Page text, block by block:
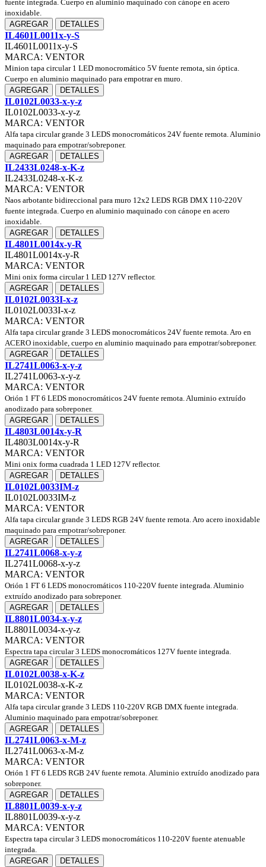
fuente integrada. Cuerpo en aluminio maquinado con cánope en acero
inoxidable.
AGREGAR
DETALLES
IL4601L0011x-y-S
IL4601L0011x-y-S
MARCA: VENTOR
Minion tapa circular 1 LED monocromático 5V fuente remota, sin óptica.
Cuerpo en aluminio maquinado para empotrar en muro.
AGREGAR
DETALLES
IL0102L0033-x-y-z
IL0102L0033-x-y-z
MARCA: VENTOR
Alfa tapa circular grande 3 LEDS monocromáticos 24V fuente remota. Aluminio
maquinado para empotrar/sobreponer.
AGREGAR
DETALLES
IL2433L0248-x-K-z
IL2433L0248-x-K-z
MARCA: VENTOR
Naos arbotante bidireccional para muro 12x2 LEDS RGB DMX 110-220V
fuente integrada. Cuerpo en aluminio maquinado con cánope en acero
inoxidable.
AGREGAR
DETALLES
IL4801L0014x-y-R
IL4801L0014x-y-R
MARCA: VENTOR
Mini onix forma circular 1 LED 127V reflector.
AGREGAR
DETALLES
IL0102L0033I-x-z
IL0102L0033I-x-z
MARCA: VENTOR
Alfa tapa circular grande 3 LEDS monocromáticos 24V fuente remota. Aro en
ACERO inoxidable, cuerpo en aluminio maquinado para empotrar/sobreponer.
AGREGAR
DETALLES
IL2741L0063-x-y-z
IL2741L0063-x-y-z
MARCA: VENTOR
Orión 1 FT 6 LEDS monocromáticos 24V fuente remota. Aluminio extruído
anodizado para sobreponer.
AGREGAR
DETALLES
IL4803L0014x-y-R
IL4803L0014x-y-R
MARCA: VENTOR
Mini onix forma cuadrada 1 LED 127V reflector.
AGREGAR
DETALLES
IL0102L0033IM-z
IL0102L0033IM-z
MARCA: VENTOR
Alfa tapa circular grande 3 LEDS RGB 24V fuente remota. Aro acero inoxidable
maquinado para empotrar/sobreponer.
AGREGAR
DETALLES
IL2741L0068-x-y-z
IL2741L0068-x-y-z
MARCA: VENTOR
Orión 1 FT 6 LEDS monocromáticos 110-220V fuente integrada. Aluminio
extruído anodizado para sobreponer.
AGREGAR
DETALLES
IL8801L0034-x-y-z
IL8801L0034-x-y-z
MARCA: VENTOR
Espectra tapa circular 3 LEDS monocromáticos 127V fuente integrada.
AGREGAR
DETALLES
IL0102L0038-x-K-z
IL0102L0038-x-K-z
MARCA: VENTOR
Alfa tapa circular grande 3 LEDS 110-220V RGB DMX fuente integrada.
Aluminio maquinado para empotrar/sobreponer.
AGREGAR
DETALLES
IL2741L0063-x-M-z
IL2741L0063-x-M-z
MARCA: VENTOR
Orión 1 FT 6 LEDS RGB 24V fuente remota. Aluminio extruído anodizado para
sobreponer.
AGREGAR
DETALLES
IL8801L0039-x-y-z
IL8801L0039-x-y-z
MARCA: VENTOR
Espectra tapa circular 3 LEDS monocromáticos 110-220V fuente atenuable
integrada.
AGREGAR
DETALLES